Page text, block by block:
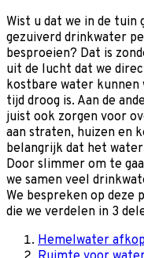
Wist u dat we in de tuin
gezuiverd drinkwater
besproeien? Dat is
uit de lucht dat we
kostbare water kunnen
tijd droog is. Aan de
juist ook zorgen voor
aan straten, huizen en
belangrijk dat het
Door slimmer om te
we samen veel
We bespreken op deze
die we verdelen in 3
Hemelwater